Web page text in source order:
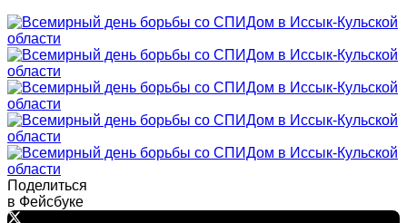
Поделиться
в Фейсбуке